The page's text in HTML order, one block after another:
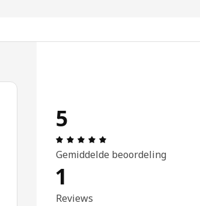
5
Gemiddelde beoordeling
1
Reviews